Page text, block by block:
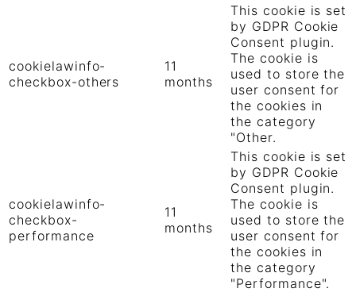
cookielawinfo-
checkbox-others
11
months
This cookie is set
by GDPR Cookie
Consent plugin.
The cookie is
used to store the
user consent for
the cookies in
the category
"Other.
cookielawinfo-
checkbox-
performance
11
months
This cookie is set
by GDPR Cookie
Consent plugin.
The cookie is
used to store the
user consent for
the cookies in
the category
"Performance".